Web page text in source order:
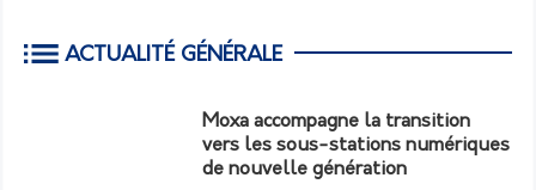
ACTUALITÉ GÉNÉRALE
Moxa accompagne la transition
vers les sous-stations numériques
de nouvelle génération